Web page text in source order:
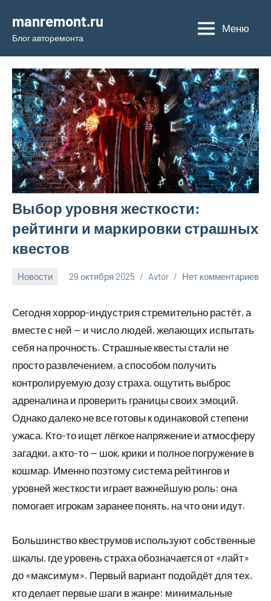
содержимому
manremont.ru
Блог авторемонта
Меню
Выбор уровня жесткости:
рейтинги и маркировки страшных
квестов
Новости 29 октября 2025 Avtor Нет комментариев
Сегодня хоррор-индустрия стремительно растёт, а
вместе с ней — и число людей, желающих испытать
себя на прочность. Страшные квесты стали не
просто развлечением, а способом получить
контролируемую дозу страха, ощутить выброс
адреналина и проверить границы своих эмоций.
Однако далеко не все готовы к одинаковой степени
ужаса. Кто-то ищет лёгкое напряжение и атмосферу
загадки, а кто-то — шок, крики и полное погружение в
кошмар. Именно поэтому система рейтингов и
уровней жесткости играет важнейшую роль: она
помогает игрокам заранее понять, на что они идут.
Большинство квеструмов используют собственные
шкалы, где уровень страха обозначается от «лайт»
до «максимум». Первый вариант подойдёт для тех,
кто делает первые шаги в жанре: минимальные